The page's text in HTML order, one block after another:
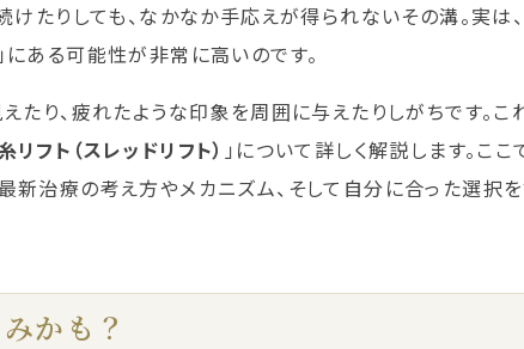
たりしても、なかなか手応えが得られないその溝。実は
ある可能性が非常に高いのです。
り、疲れたような印象を周囲に与えたりしがちです。こ
リフト（スレッドリフト） 」について詳しく解説します。ここ
治療の考え方やメカニズム、そして自分に合った選択
かも？